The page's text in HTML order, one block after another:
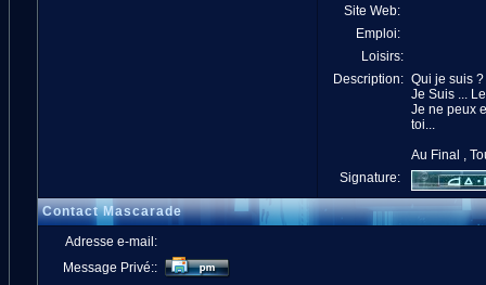
Site Web:
Emploi:
Loisirs:
Description: Qui je suis
Je Suis ...
Je ne peux
toi...
Au Final ,
Signature:
Contact Mascarade
Adresse e-mail:
Message Privé::